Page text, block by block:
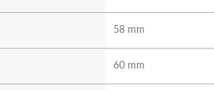
58 mm
60 mm